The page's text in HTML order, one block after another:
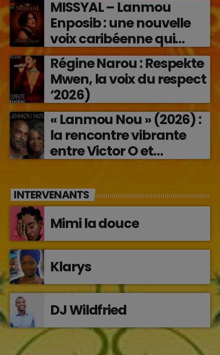
MISSYAL – Lanmou
Enposib : une nouvelle
voix caribéenne qui
transforme les émotions
en musique (2026)
Régine Narou : Respekte
Mwen, la voix du respect
‘2026)
« Lanmou Nou » (2026) :
la rencontre vibrante
entre Victor O et
INTERVENANTS
Mimi la douce
Klarys
DJ Wildfried